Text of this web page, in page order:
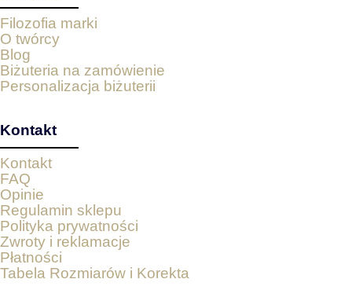
Filozofia marki
O twórcy
Blog
Biżuteria na zamówienie
Personalizacja biżuterii
Kontakt
Kontakt
FAQ
Opinie
Regulamin sklepu
Polityka prywatności
Zwroty i reklamacje
Płatności
Tabela Rozmiarów i Korekta